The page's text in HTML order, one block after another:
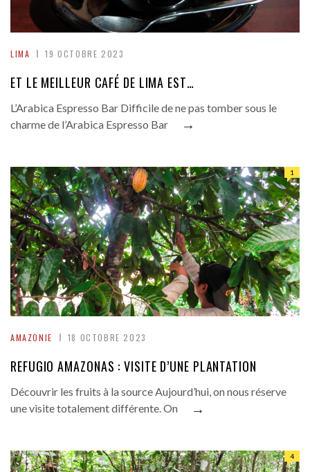
LIMA 19 OCTOBRE 2023
ET LE MEILLEUR CAFÉ DE LIMA EST…
L’Arabica Espresso Bar Difficile de ne pas tomber sous le
charme de l’Arabica Espresso Bar
→
AMAZONIE 18 OCTOBRE 2023
1
REFUGIO AMAZONAS : VISITE D’UNE PLANTATION
Découvrir les fruits à la source Aujourd’hui, on nous réserve
une visite totalement différente. On
→
4